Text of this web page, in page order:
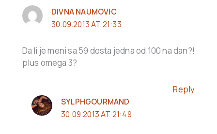
DIVNA NAUMOVIC
30.09.2013 AT 21:33
Da li je meni sa 59 dosta jedna od 100 na dan?!
plus omega 3?
Reply
SYLPHGOURMAND
30.09.2013 AT 21:49